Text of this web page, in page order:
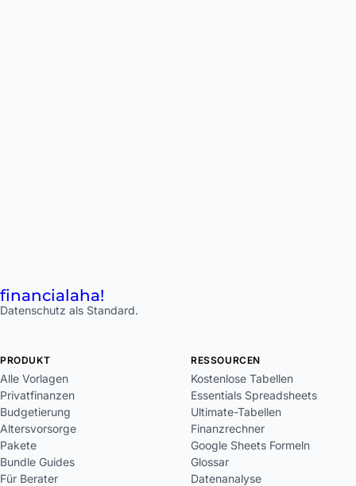
financialaha!
Datenschutz als Standard.
PRODUKT
Alle Vorlagen
Privatfinanzen
Budgetierung
Altersvorsorge
Pakete
Bundle Guides
Für Berater
RESSOURCEN
Kostenlose Tabellen
Essentials Spreadsheets
Ultimate-Tabellen
Finanzrechner
Google Sheets Formeln
Glossar
Datenanalyse